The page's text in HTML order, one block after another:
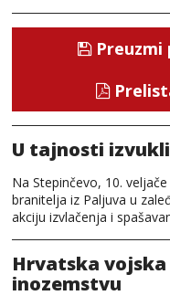
Preuzmi
U tajnosti
Na Stepinčevo, 10.
branitelja iz Paljuva u
akciju izvlačenja i
Hrvatska vojska
inozemstvu